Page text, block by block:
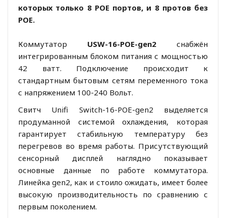
которых только 8 POE портов, и 8 протов без
POE.
Коммутатор USW-16-POE-gen2 снабжён
интегрированным блоком питания с мощностью
42 ватт. Подключение происходит к
стандартным бытовым сетям переменного тока
с напряжением 100-240 Вольт.
Свитч Unifi Switch-16-POE-gen2 выделяется
продуманной системой охлаждения, которая
гарантирует стабильную температуру без
перегревов во время работы. Присутствующий
сенсорный дисплей наглядно показывает
основные данные по работе коммутатора.
Линейка gen2, как и стоило ожидать, имеет более
высокую производительность по сравнению с
первым поколением.